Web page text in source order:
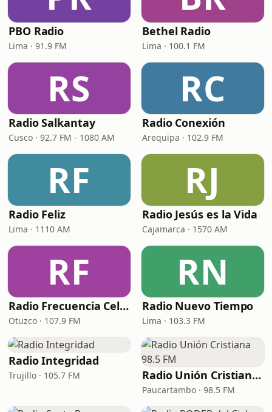
PBO Radio
Lima · 91.9 FM
Bethel Radio
Lima · 100.1 FM
RS
Radio Salkantay
Cusco · 92.7 FM - 1080 AM
RC
Radio Conexión
Arequipa · 102.9 FM
RF
Radio Feliz
Lima · 1110 AM
RJ
Radio Jesús es la Vida
Cajamarca · 1570 AM
RF
Radio Frecuencia Celestial
Otuzco · 107.9 FM
RN
Radio Nuevo Tiempo
Lima · 103.3 FM
Radio Integridad
Trujillo · 105.7 FM Radio Unión Cristiana 98.5 FM
Paucartambo · 98.5 FM